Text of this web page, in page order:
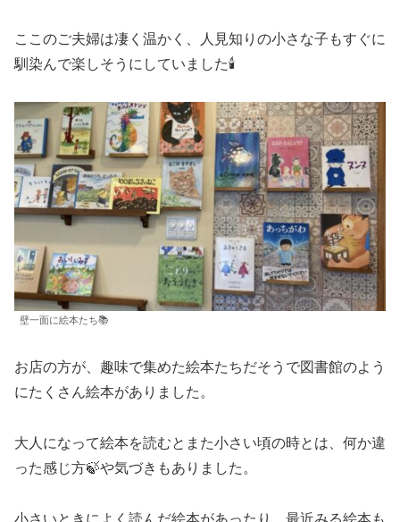
ここのご夫婦は凄く温かく、人見知りの小さな子もすぐに
馴染んで楽しそうにしていました🕯
壁一面に絵本たち📚
お店の方が、趣味で集めた絵本たちだそうで図書館のよう
にたくさん絵本がありました。
大人になって絵本を読むとまた小さい頃の時とは、何か違
った感じ方🍃や気づきもありました。
小さいときによく読んだ絵本があったり、最近みる絵本も